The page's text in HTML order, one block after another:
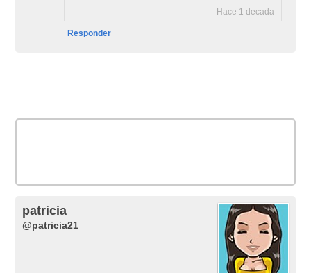
Hace 1 decada
Responder
patricia
@patricia21